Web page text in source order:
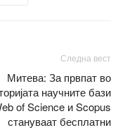
Следна вест
Митева: За првпат во
научните бази
of Science и Scopus
стануваат бесплатни